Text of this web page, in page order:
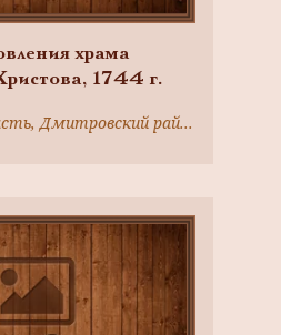
храма
1744 г.
Московская область, Дмитровский район, с. Карпово